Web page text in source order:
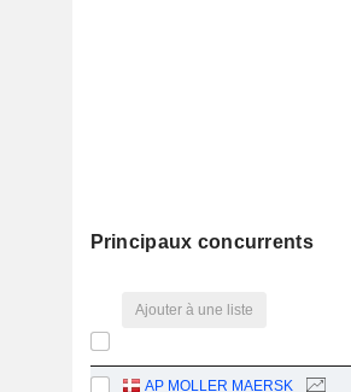
Principaux concurrents
Ajouter à une liste
AP MOLLER MAERSK